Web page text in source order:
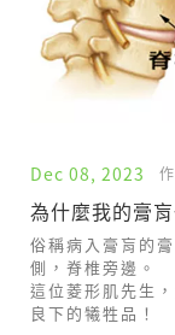
Dec 08, 2023
為什麼我的膏
俗稱病入膏肓的
側，脊椎旁邊。
這位菱形肌先生
良下的犧牲品！